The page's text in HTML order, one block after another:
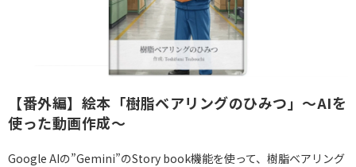
【番外編】絵本「樹脂ベアリングのひみつ」～AIを
使った動画作成～
Google AIの”Gemini”のStory book機能を使って、樹脂ベアリング